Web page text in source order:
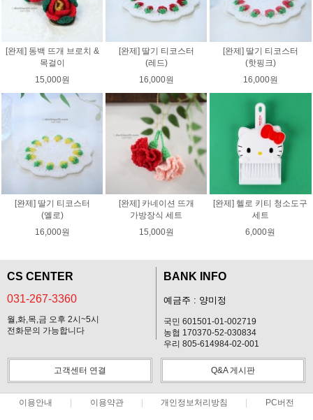
[완제] 동백 뜨개 브로치 &
목걸이
15,000원
[완제] 딸기 티코스터
(레드)
16,000원
[완제] 딸기 티코스터
(핫핑크)
16,000원
[완제] 딸기 티코스터
(옐로)
16,000원
[완제] 카네이션 뜨개
가방장식 세트
15,000원
[완제] 헬로 키티 청소도구
세트
6,000원
CS CENTER
031-267-3360
월,화,목,금 오후 2시~5시
전화문의 가능합니다
BANK INFO
예금주 : 양미정
국민 601501-01-002719
농협 170370-52-030834
우리 805-614984-02-001
고객센터 연결 Q&A 게시판
이용안내 이용약관 개인정보처리방침 PC버전